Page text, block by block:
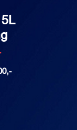
Pris